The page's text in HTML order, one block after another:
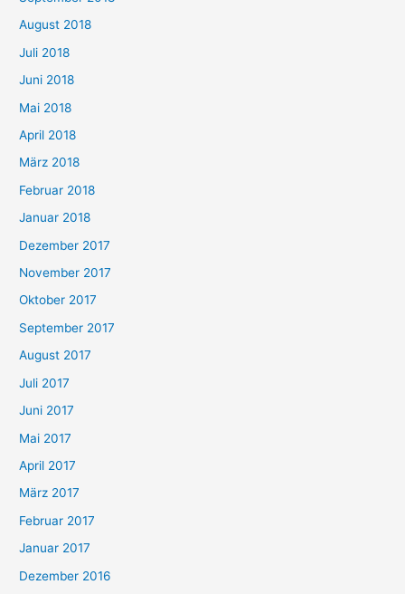
August 2018
Juli 2018
Juni 2018
Mai 2018
April 2018
März 2018
Februar 2018
Januar 2018
Dezember 2017
November 2017
Oktober 2017
September 2017
August 2017
Juli 2017
Juni 2017
Mai 2017
April 2017
März 2017
Februar 2017
Januar 2017
Dezember 2016